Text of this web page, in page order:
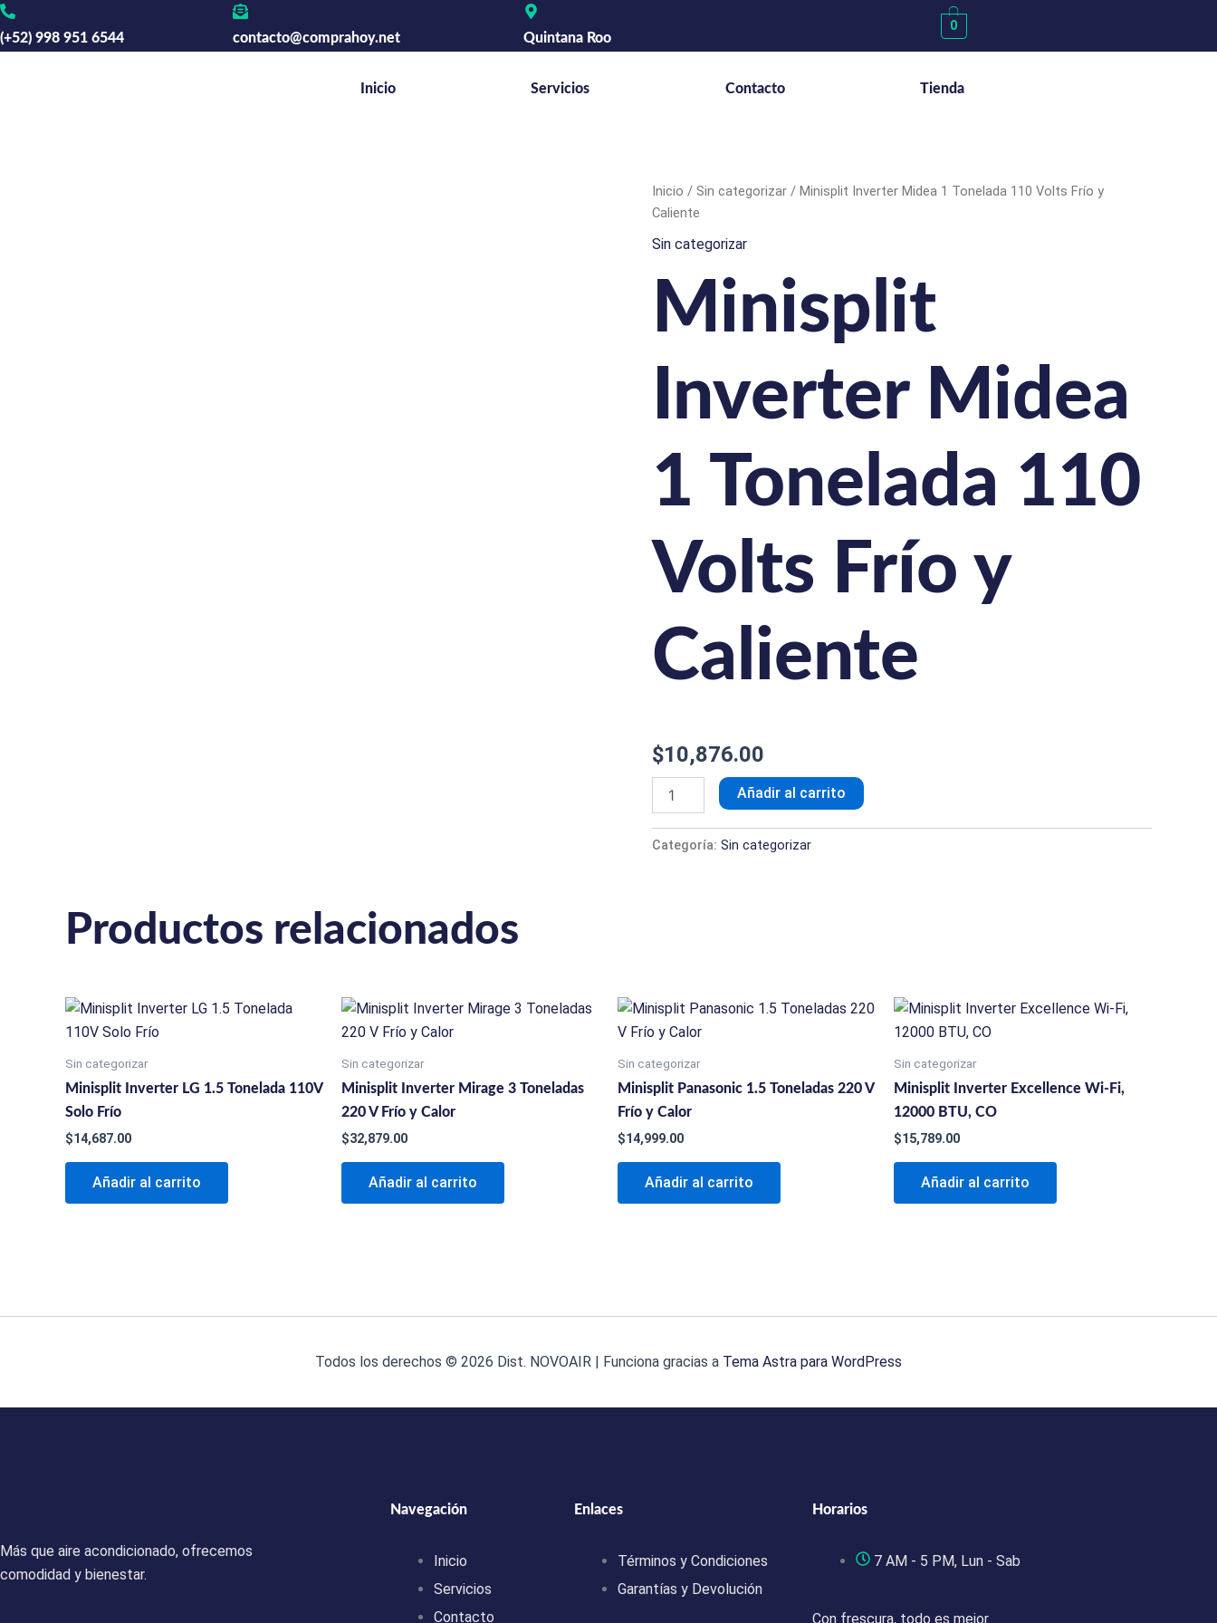
Ir
al
contenido
(+52) 998 951 6544 contacto@comprahoy.net Quintana Roo
0
Inicio Servicios Contacto Tienda
Inicio / Sin categorizar / Minisplit Inverter Midea 1 Tonelada 110 Volts Frío y
Caliente
Sin categorizar
Minisplit
Inverter Midea
1 Tonelada 110
Volts Frío y
Caliente
$10,876.00
Minisplit
Inverter
1
110
Volts
Frío
cantidad
Añadir al carrito
Categoría: Sin categorizar
Productos relacionados
Sin categorizar
Minisplit Inverter LG 1.5 Tonelada 110V
Solo Frío
$14,687.00
Añadir al carrito
Sin categorizar
Minisplit Inverter Mirage 3 Toneladas
220 V Frío y Calor
$32,879.00
Añadir al carrito
Sin categorizar
Minisplit Panasonic 1.5 Toneladas 220 V
Frío y Calor
$14,999.00
Añadir al carrito
Sin categorizar
Minisplit Inverter Excellence Wi-Fi,
12000 BTU, CO
$15,789.00
Añadir al carrito
Todos los derechos © 2026 Dist. NOVOAIR | Funciona gracias a Tema Astra para WordPress
Más que aire acondicionado, ofrecemos
comodidad y bienestar.
Navegación
Inicio
Servicios
Contacto
Enlaces
Términos y Condiciones
Garantías y Devolución
Horarios
7 AM - 5 PM, Lun - Sab
Con frescura, todo es mejor.